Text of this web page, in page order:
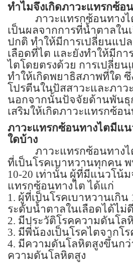
ทำไมจึงเกิดภาวะแทรกซ้อ
ภาวะแทรกซ้อนทาง
เป็นผลจากการที่น้ำตาลใน
ปกติ ทำให้มีการเปลี่ยนแป
เลือดที่ไต และยังทำให้มีกา
ไตโดยตรงด้วย การเปลี่ยน
ทำให้เกิดพยาธิสภาพที่ใด
โปรตีนในปัสสาวะและภาว
นอกจากนั้นปัจจัยด้านพันธุ
เสริมให้เกิดภาวะแทรกซ้อ
ภาวะแทรกซ้อนทางไตมีแน
ใดบ้าง
ภาวะแทรกซ้อนทาง
ที่เป็นโรคเบาหวานทุกคน
10-20 เท่านั้น ผู้ที่มีแนวโน้ม
แทรกซ้อนทางไต ได้แก่
1. ผู้ที่เป็นโรคเบาหวานเกิน
ระดับน้ำตาลในเลือดได้ไม่ดี
2. มีประวัติโรคความดันโล
3. มีพี่น้องเป็นโรคไตจากโ
4. มีความดันโลหิตสูงขึ้นกว่
ความดันโลหิตสูง